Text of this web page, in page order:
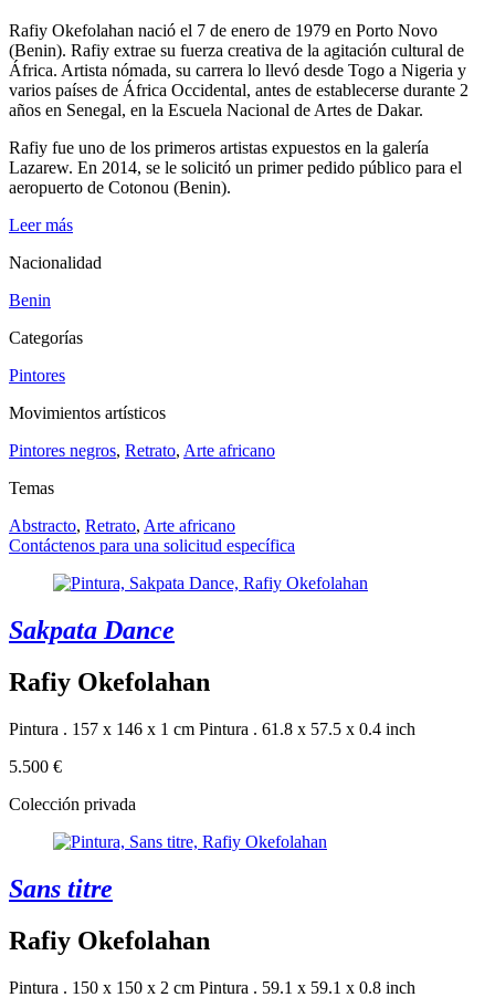
Rafiy Okefolahan nació el 7 de enero de 1979 en Porto Novo
(Benin). Rafiy extrae su fuerza creativa de la agitación cultural de
África. Artista nómada, su carrera lo llevó desde Togo a Nigeria y
varios países de África Occidental, antes de establecerse durante 2
años en Senegal, en la Escuela Nacional de Artes de Dakar.
Rafiy fue uno de los primeros artistas expuestos en la galería
Lazarew. En 2014, se le solicitó un primer pedido público para el
aeropuerto de Cotonou (Benin).
Leer más
Nacionalidad
Benin
Categorías
Pintores
Movimientos artísticos
Pintores negros, Retrato, Arte africano
Temas
Abstracto, Retrato, Arte africano
Contáctenos para una solicitud específica
Sakpata Dance
Rafiy Okefolahan
Pintura . 157 x 146 x 1 cm Pintura . 61.8 x 57.5 x 0.4 inch
5.500 €
Colección privada
Sans titre
Rafiy Okefolahan
Pintura . 150 x 150 x 2 cm Pintura . 59.1 x 59.1 x 0.8 inch